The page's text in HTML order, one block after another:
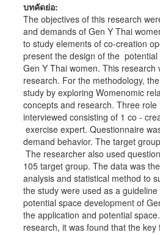
บทคัดย่อ:
The objectives of this research
and demands of Gen Y Thai
to study elements of co-creation
present the design of the
Gen Y Thai women. This research
research. For the methodology,
study by exploring Womenomic
concepts and research. Three
interviewed consisting of 1 co -
exercise expert. Questionnaire
demand behavior. The target
The researcher also used
105 target group. The data was
analysis and statistical method to
the study were used as a
potential space development of
the application and potential
research, it was found that the